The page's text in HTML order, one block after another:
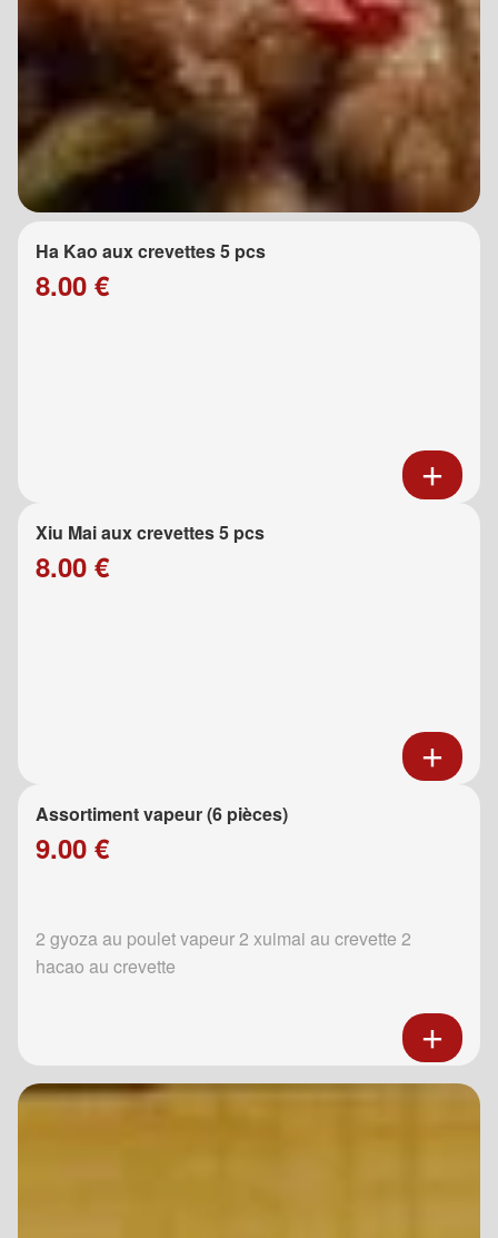
Ha Kao aux crevettes 5 pcs
8.00 €
Xiu Mai aux crevettes 5 pcs
8.00 €
Assortiment vapeur (6 pièces)
9.00 €
2 gyoza au poulet vapeur 2 xuimai au crevette 2
hacao au crevette